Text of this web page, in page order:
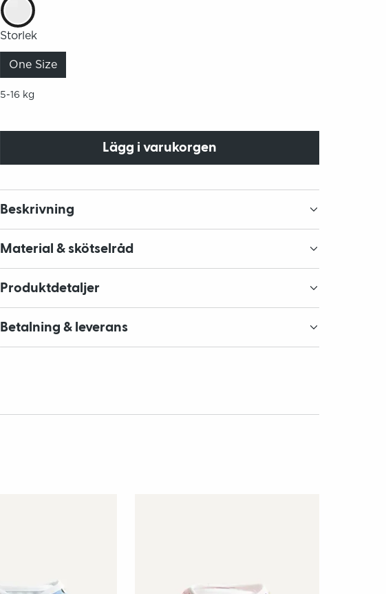
Storlek
One Size
5-16 kg
Lägg i varukorgen
Beskrivning
Material & skötselråd
Produktdetaljer
Betalning & leverans